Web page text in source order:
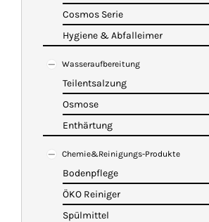
Cosmos Serie
Hygiene & Abfalleimer
Wasseraufbereitung
Teilentsalzung
Osmose
Enthärtung
Chemie&Reinigungs-Produkte
Bodenpflege
ÖKO Reiniger
Spülmittel